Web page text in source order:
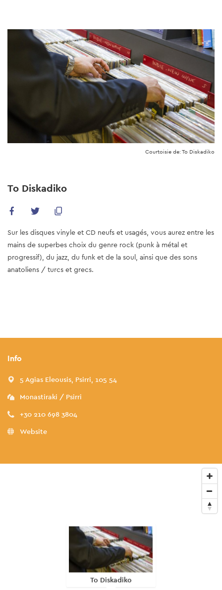
Courtoisie de: To Diskadiko
To Diskadiko
Sur les disques vinyle et CD neufs et usagés, vous aurez entre les
mains de superbes choix du genre rock (punk à métal et
progressif), du jazz, du funk et de la soul, ainsi que des sons
anatoliens / turcs et grecs.
Info
5 Agias Eleousis, Psirri, 105 54
Monastiraki / Psirri
+30 210 698 3804
Website
To Diskadiko